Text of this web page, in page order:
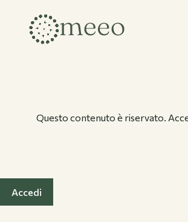
Questo contenuto è riservato.
Accedi